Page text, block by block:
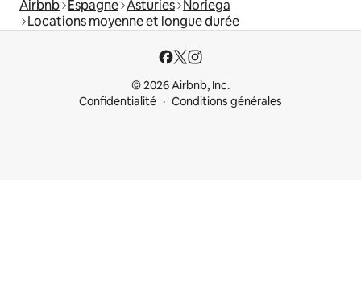
Airbnb Espagne Asturies Noriega
Locations moyenne et longue durée
© 2026 Airbnb, Inc.
Confidentialité
Conditions générales